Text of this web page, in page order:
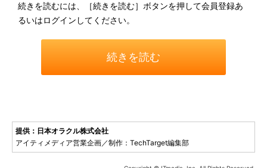
続きを読むには、［続きを読む］ボタンを押して会員登録あ
るいはログインしてください。
続きを読む
提供：日本オラクル株式会社
アイティメディア営業企画／制作：TechTarget編集部